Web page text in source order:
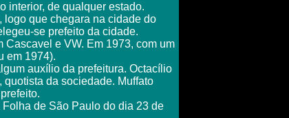
interior, de qualquer estado.
logo que chegara na cidade do
se prefeito da cidade.
Cascavel e VW. Em 1973, com um
em 1974).
auxílio da prefeitura. Octacílio
quotista da sociedade. Muffato
de São Paulo do dia 23 de